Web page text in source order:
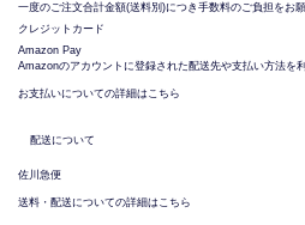
一度のご注文合計金額(送料別)につき手数料のご負担をお願
クレジットカード
Amazon Pay
Amazonのアカウントに登録された配送先や支払い方法を
お支払いについての詳細はこちら
配送について
佐川急便
送料・配送についての詳細はこちら